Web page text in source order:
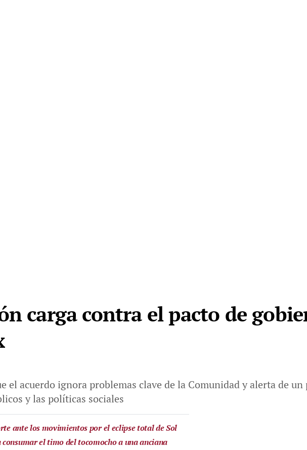
carga contra el pacto de
el acuerdo ignora problemas clave de la Comunidad y alerta de un
y las políticas sociales
ante los movimientos por el eclipse total de Sol
el timo del tocomocho a una anciana